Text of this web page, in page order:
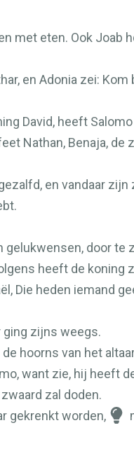
met eten. Ook Joab
en Adonia zei:
David, heeft
Nathan, Benaja, de
en vandaar zijn
door te
heeft de koning
Die heden iemand
ging zijns weegs.
hoorns van het
want zie, hij heeft
zal doden.
gekrenkt worden,